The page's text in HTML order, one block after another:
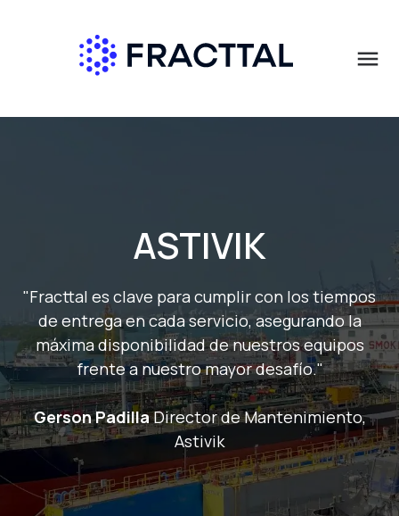
menu
ASTIVIK
"Fracttal es clave para cumplir con los tiempos
de entrega en cada servicio, asegurando la
máxima disponibilidad de nuestros equipos
frente a nuestro mayor desafío."
Gerson PadillaDirector de Mantenimiento,
Astivik